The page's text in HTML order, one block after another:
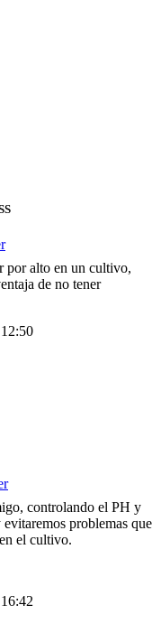
por alto en un cultivo,
de no tener
controlando el PH y
problemas que
el cultivo.